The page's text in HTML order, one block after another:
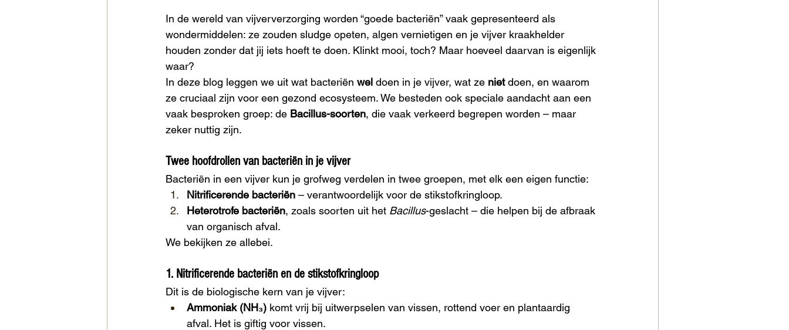
In de wereld van vijververzorging worden “goede bacteriën” vaak gepresenteerd als
wondermiddelen: ze zouden sludge opeten, algen vernietigen en je vijver kraakhelder
houden zonder dat jij iets hoeft te doen. Klinkt mooi, toch? Maar hoeveel daarvan is eigenlijk
waar?
In deze blog leggen we uit wat bacteriën wel doen in je vijver, wat ze niet doen, en waarom
ze cruciaal zijn voor een gezond ecosysteem. We besteden ook speciale aandacht aan een
vaak besproken groep: de Bacillus-soorten, die vaak verkeerd begrepen worden – maar
zeker nuttig zijn.
Twee hoofdrollen van bacteriën in je vijver
Bacteriën in een vijver kun je grofweg verdelen in twee groepen, met elk een eigen functie:
Nitrificerende bacteriën – verantwoordelijk voor de stikstofkringloop.
Heterotrofe bacteriën, zoals soorten uit het Bacillus-geslacht – die helpen bij de afbraak
van organisch afval.
We bekijken ze allebei.
1. Nitrificerende bacteriën en de stikstofkringloop
Dit is de biologische kern van je vijver:
Ammoniak (NH₃) komt vrij bij uitwerpselen van vissen, rottend voer en plantaardig
afval. Het is giftig voor vissen.